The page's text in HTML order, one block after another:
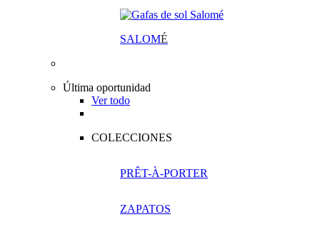
SALOMÉ
Última oportunidad
Ver todo
COLECCIONES
PRÊT-À-PORTER
ZAPATOS